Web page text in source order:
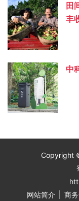
田
丰
中
Copyright
网站简介
商